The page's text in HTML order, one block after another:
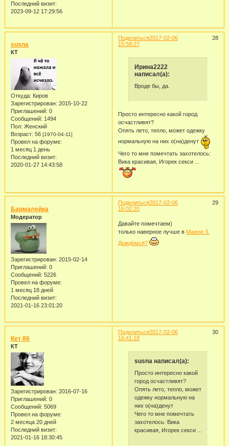
Последний визит:
2023-09-12 17:29:56
Поделиться 28
2017-02-06
15:58:27
susna
КТ
Откуда: Киров
Зарегистрирован: 2015-10-22
Приглашений: 0
Сообщений: 1494
Пол: Женский
Возраст: 56 [1970-04-11]
Провел на форуме:
1 месяц 1 день
Последний визит:
2020-01-27 14:43:58
Ирина2222
написал(а):
Вроде бы, да.
Просто интересно какой город
осчастливят?
Опять лето, тепло, может одежку
нормальную на них о(на)денут
Чего то мне помечтать захотелось:
Вика красивая, Игорек секси ...
Поделиться 29
2017-02-06
16:02:20
Бармалейка
Модератор
Зарегистрирован: 2015-02-14
Приглашений: 0
Сообщений: 5226
Провел на форуме:
1 месяц 18 дней
Последний визит:
2021-01-16 23:01:20
Давайте помечтаем)
только наверное лучше в Мажор 3.
Дождёмся?
Поделиться 30
2017-02-06
16:41:18
Кет 86
КТ
Зарегистрирован: 2016-07-16
Приглашений: 0
Сообщений: 5069
Провел на форуме:
2 месяца 20 дней
Последний визит:
2021-01-16 18:30:45
susna написал(а):
Просто интересно какой
город осчастливят?
Опять лето, тепло, может
одежку нормальную на
них о(на)денут
Чего то мне помечтать
захотелось: Вика
красивая, Игорек секси ...